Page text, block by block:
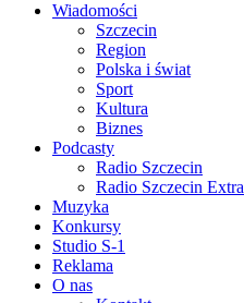
Wiadomości
Szczecin
Region
Polska i świat
Sport
Kultura
Biznes
Podcasty
Radio Szczecin
Radio Szczecin Extra
Muzyka
Konkursy
Studio S-1
Reklama
O nas